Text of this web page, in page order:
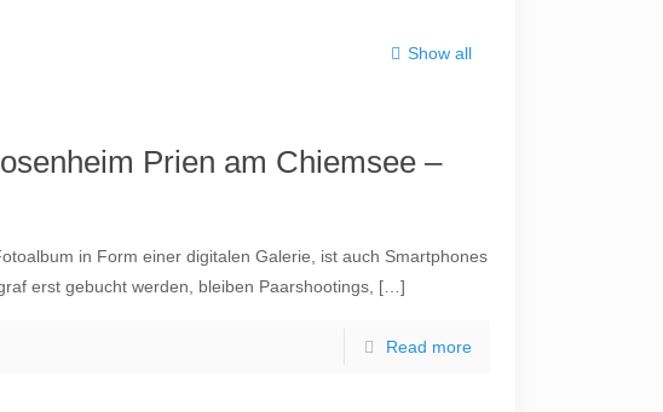
Show all
Prien am Chiemsee –
in Form einer digitalen Galerie, ist auch Smartphones
erst gebucht werden, bleiben Paarshootings, […]
Read more